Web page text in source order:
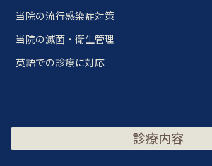
当院の流行感染症対策
当院の滅菌・衛生管理
英語での診療に対応
診療内容